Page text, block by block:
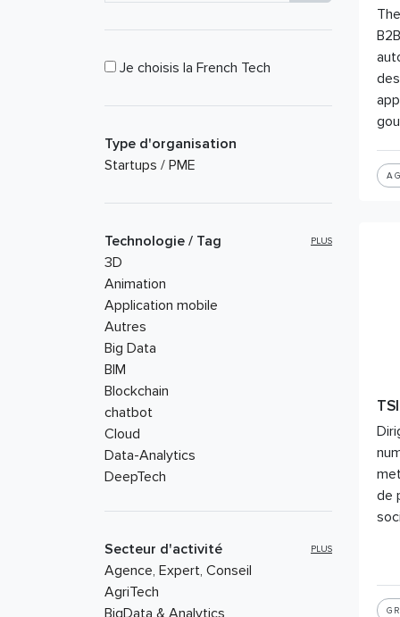
Je choisis la French Tech
Type d'organisation
Startups / PME
Technologie / Tag PLUS
3D
Animation
Application mobile
Autres
Big Data
BIM
Blockchain
chatbot
Cloud
Data-Analytics
DeepTech
eCommerce
Gaming
Geolocation
Hardware
Secteur d'activité PLUS
Agence, Expert, Conseil
AgriTech
de